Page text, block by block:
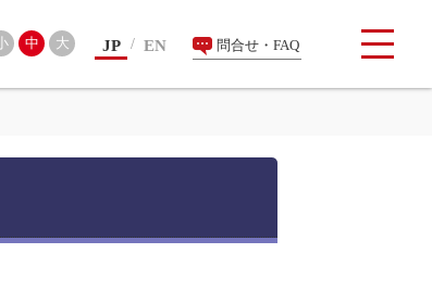
中 大 JP EN 問合せ・FAQ